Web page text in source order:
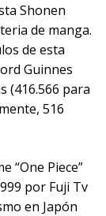
Shonen
de manga.
de esta
Guinnes
(416.566 para
516
“One Piece”
por Fuji Tv
en Japón